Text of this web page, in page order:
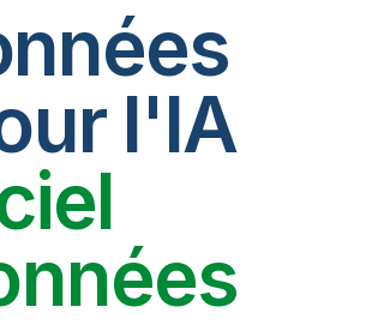
l'IA